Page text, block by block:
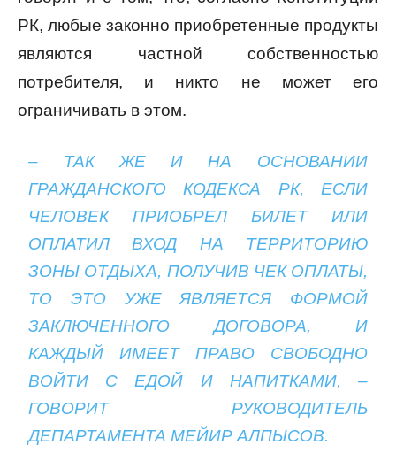
РК, любые законно приобретенные продукты
являются частной собственностью
потребителя, и никто не может его
ограничивать в этом.
– ТАК ЖЕ И НА ОСНОВАНИИ
ГРАЖДАНСКОГО КОДЕКСА РК, ЕСЛИ
ЧЕЛОВЕК ПРИОБРЕЛ БИЛЕТ ИЛИ
ОПЛАТИЛ ВХОД НА ТЕРРИТОРИЮ
ЗОНЫ ОТДЫХА, ПОЛУЧИВ ЧЕК ОПЛАТЫ,
ТО ЭТО УЖЕ ЯВЛЯЕТСЯ ФОРМОЙ
ЗАКЛЮЧЕННОГО ДОГОВОРА, И
КАЖДЫЙ ИМЕЕТ ПРАВО СВОБОДНО
ВОЙТИ С ЕДОЙ И НАПИТКАМИ, –
ГОВОРИТ РУКОВОДИТЕЛЬ
ДЕПАРТАМЕНТА МЕЙИР АЛПЫСОВ.